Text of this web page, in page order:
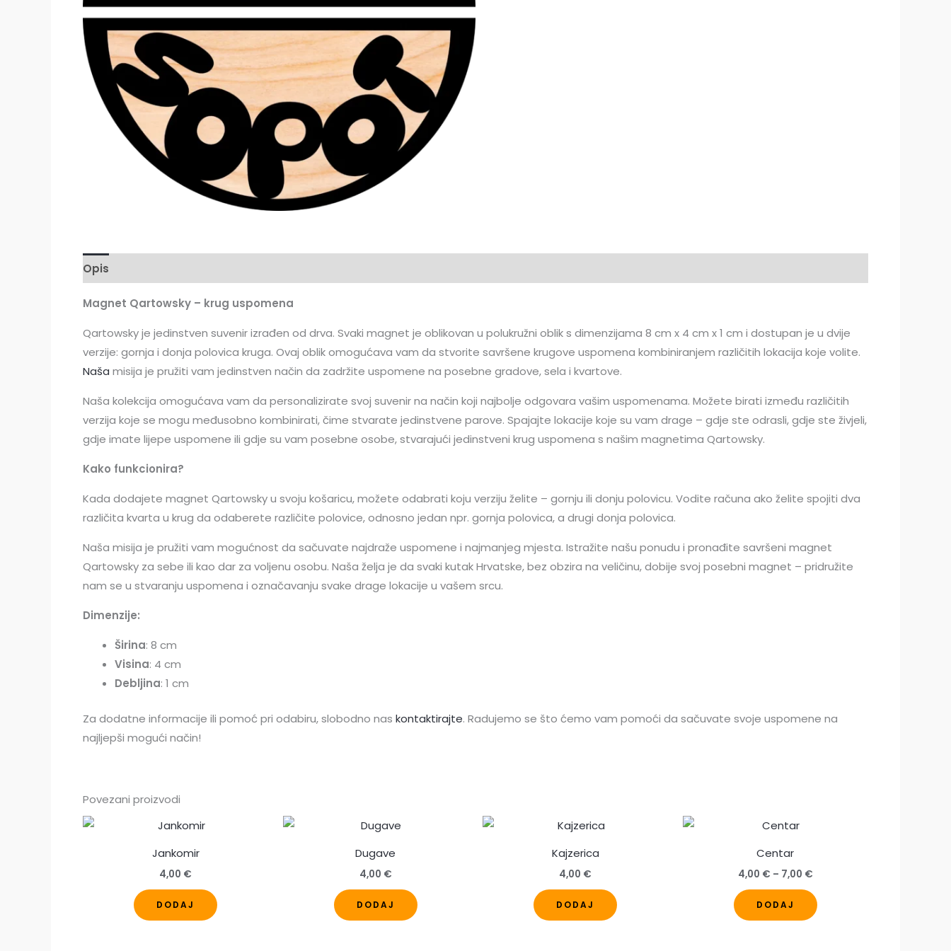
Opis
Magnet Qartowsky – krug uspomena
Qartowsky je jedinstven suvenir izrađen od drva. Svaki magnet je oblikovan u polukružni oblik s dimenzijama 8 cm x 4 cm x 1 cm i dostupan je u dvije
verzije: gornja i donja polovica kruga. Ovaj oblik omogućava vam da stvorite savršene krugove uspomena kombiniranjem različitih lokacija koje volite.
Naša misija je pružiti vam jedinstven način da zadržite uspomene na posebne gradove, sela i kvartove.
Naša kolekcija omogućava vam da personalizirate svoj suvenir na način koji najbolje odgovara vašim uspomenama. Možete birati između različitih
verzija koje se mogu međusobno kombinirati, čime stvarate jedinstvene parove. Spajajte lokacije koje su vam drage – gdje ste odrasli, gdje ste živjeli,
gdje imate lijepe uspomene ili gdje su vam posebne osobe, stvarajući jedinstveni krug uspomena s našim magnetima Qartowsky.
Kako funkcionira?
Kada dodajete magnet Qartowsky u svoju košaricu, možete odabrati koju verziju želite – gornju ili donju polovicu. Vodite računa ako želite spojiti dva
različita kvarta u krug da odaberete različite polovice, odnosno jedan npr. gornja polovica, a drugi donja polovica.
Naša misija je pružiti vam mogućnost da sačuvate najdraže uspomene i najmanjeg mjesta. Istražite našu ponudu i pronađite savršeni magnet
Qartowsky za sebe ili kao dar za voljenu osobu. Naša želja je da svaki kutak Hrvatske, bez obzira na veličinu, dobije svoj posebni magnet – pridružite
nam se u stvaranju uspomena i označavanju svake drage lokacije u vašem srcu.
Dimenzije:
Širina: 8 cm
Visina: 4 cm
Debljina: 1 cm
Za dodatne informacije ili pomoć pri odabiru, slobodno nas kontaktirajte. Radujemo se što ćemo vam pomoći da sačuvate svoje uspomene na
najljepši mogući način!
Povezani proizvodi
Jankomir
4,00 €
DODAJ
proizvod
Dugave
4,00 €
DODAJ
proizvod
Kajzerica
4,00 €
DODAJ
proizvod
Centar
4,00 € – 7,00 €Raspon
od
4,00 €
do
DODAJ
proizvod